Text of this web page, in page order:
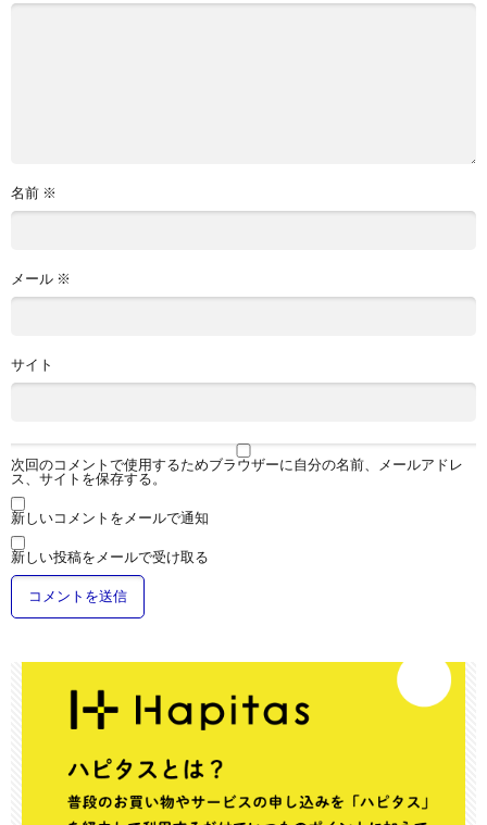
名前 ※
メール ※
サイト
次回のコメントで使用するためブラウザーに自分の名前、メールアドレ
ス、サイトを保存する。
新しいコメントをメールで通知
新しい投稿をメールで受け取る